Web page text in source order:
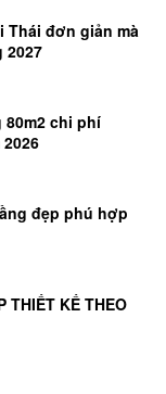
Thái đơn giản mà
2027
80m2 chi phí
đẹp phú hợp
THIẾT KẾ THEO